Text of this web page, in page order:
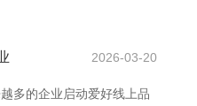
2026-03-20
多的企业启动爱好线上品